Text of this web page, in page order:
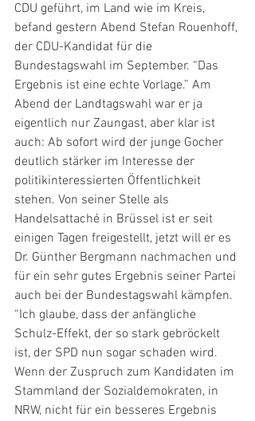
CDU geführt, im Land wie im Kreis,
befand gestern Abend Stefan Rouenhoff,
der CDU-Kandidat für die
Bundestagswahl im September. “Das
Ergebnis ist eine echte Vorlage.” Am
Abend der Landtagswahl war er ja
eigentlich nur Zaungast, aber klar ist
auch: Ab sofort wird der junge Gocher
deutlich stärker im Interesse der
politikinteressierten Öffentlichkeit
stehen. Von seiner Stelle als
Handelsattaché in Brüssel ist er seit
einigen Tagen freigestellt, jetzt will er es
Dr. Günther Bergmann nachmachen und
für ein sehr gutes Ergebnis seiner Partei
auch bei der Bundestagswahl kämpfen.
“Ich glaube, dass der anfängliche
Schulz-Effekt, der so stark gebröckelt
ist, der SPD nun sogar schaden wird.
Wenn der Zuspruch zum Kandidaten im
Stammland der Sozialdemokraten, in
NRW, nicht für ein besseres Ergebnis